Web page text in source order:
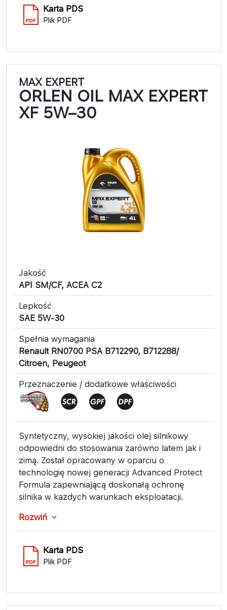
Karta PDS
Plik PDF
MAX EXPERT
ORLEN OIL MAX EXPERT
XF 5W–30
Jakość
API SM/CF, ACEA C2
Lepkość
SAE 5W-30
Spełnia wymagania
Renault RN0700 PSA B712290, B712288/
Citroen, Peugeot
Przeznaczenie / dodatkowe właściwości
Syntetyczny, wysokiej jakości olej silnikowy
odpowiedni do stosowania zarówno latem jak i
zimą. Został opracowany w oparciu o
technologię nowej generacji Advanced Protect
Formula zapewniającą doskonałą ochronę
silnika w każdych warunkach eksploatacji.
Rozwiń
Karta PDS
Plik PDF